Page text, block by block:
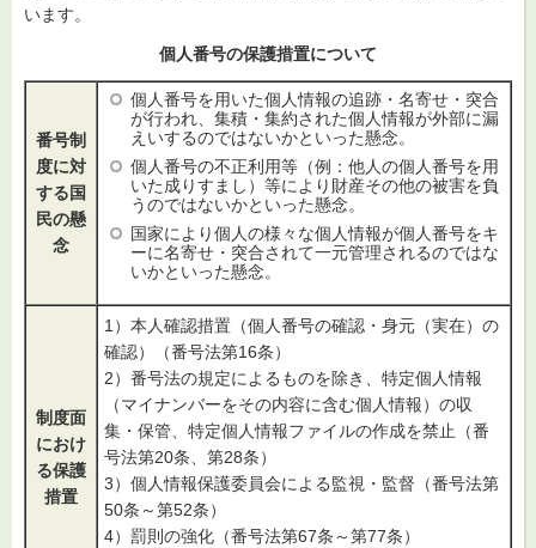
います。
個人番号の保護措置について
番号制
度に対
する国
民の懸
念
個人番号を用いた個人情報の追跡・名寄せ・突合
が行われ、集積・集約された個人情報が外部に漏
えいするのではないかといった懸念。
個人番号の不正利用等（例：他人の個人番号を用
いた成りすまし）等により財産その他の被害を負
うのではないかといった懸念。
国家により個人の様々な個人情報が個人番号をキ
ーに名寄せ・突合されて一元管理されるのではな
いかといった懸念。
制度面
におけ
る保護
措置
1）本人確認措置（個人番号の確認・身元（実在）の
確認）（番号法第16条）
2）番号法の規定によるものを除き、特定個人情報
（マイナンバーをその内容に含む個人情報）の収
集・保管、特定個人情報ファイルの作成を禁止（番
号法第20条、第28条）
3）個人情報保護委員会による監視・監督（番号法第
50条～第52条）
4）罰則の強化（番号法第67条～第77条）